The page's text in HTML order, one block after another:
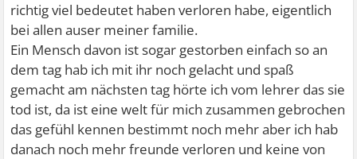
richtig viel bedeutet haben verloren habe, eigentlich
bei allen auser meiner familie.
Ein Mensch davon ist sogar gestorben einfach so an
dem tag hab ich mit ihr noch gelacht und spaß
gemacht am nächsten tag hörte ich vom lehrer das sie
tod ist, da ist eine welt für mich zusammen gebrochen
das gefühl kennen bestimmt noch mehr aber ich hab
danach noch mehr freunde verloren und keine von